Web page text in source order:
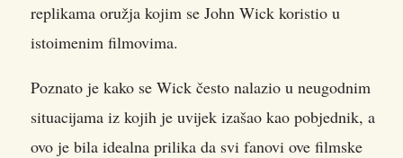
replikama oružja kojim se John Wick koristio u
istoimenim filmovima.
Poznato je kako se Wick često nalazio u neugodnim
situacijama iz kojih je uvijek izašao kao pobjednik, a
ovo je bila idealna prilika da svi fanovi ove filmske